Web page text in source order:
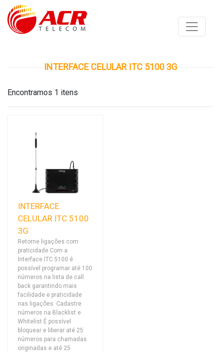
INTERFACE CELULAR ITC 5100 3G
Encontramos 1 itens
INTERFACE
CELULAR ITC 5100
3G
Retorne ligações com
praticidade Com a
Interface ITC 5100 é
possível programar até 100
números na lista de call
back garantindo mais
facilidade e praticidade
nas ligações. Cadastre
números na Blacklist e
Whitelist É possível
bloquear e liberar até 25
números para chamadas
originadas e até 25